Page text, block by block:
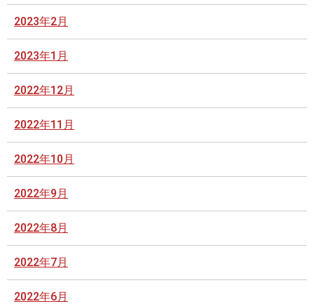
2023年2月
2023年1月
2022年12月
2022年11月
2022年10月
2022年9月
2022年8月
2022年7月
2022年6月